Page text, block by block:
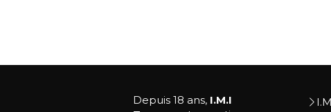
Depuis 18 ans, I.M.I